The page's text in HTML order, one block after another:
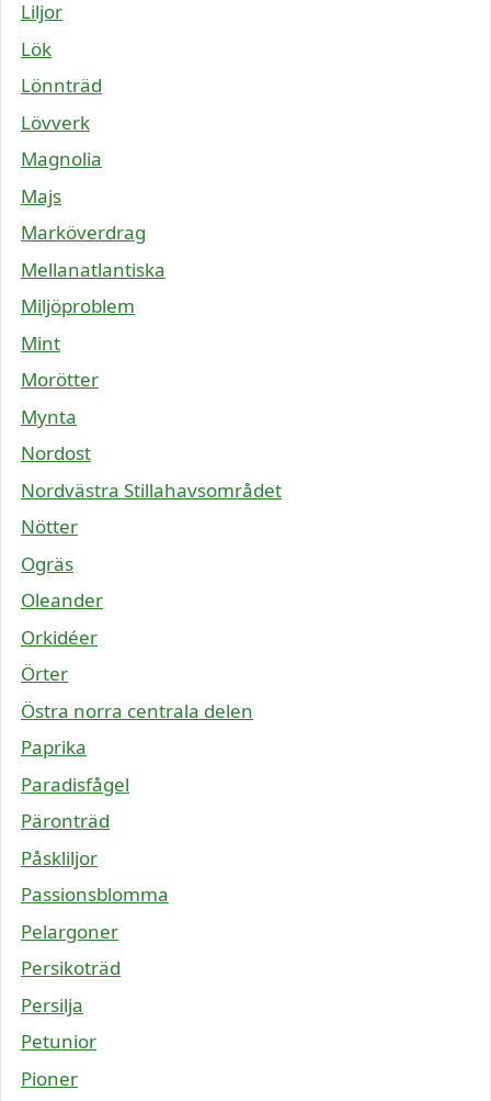
Liljor
Lök
Lönnträd
Lövverk
Magnolia
Majs
Marköverdrag
Mellanatlantiska
Miljöproblem
Mint
Morötter
Mynta
Nordost
Nordvästra Stillahavsområdet
Nötter
Ogräs
Oleander
Orkidéer
Örter
Östra norra centrala delen
Paprika
Paradisfågel
Päronträd
Påskliljor
Passionsblomma
Pelargoner
Persikoträd
Persilja
Petunior
Pioner